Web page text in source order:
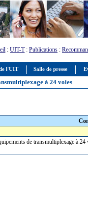
l'UIT Salle de presse
: UIT-T: Publications :
à 24 voies
de transmultiplexage à